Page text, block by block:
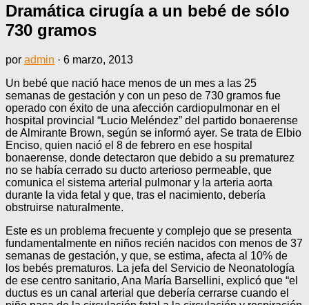
Dramática cirugía a un bebé de sólo
730 gramos
por admin · 6 marzo, 2013
Un bebé que nació hace menos de un mes a las 25
semanas de gestación y con un peso de 730 gramos fue
operado con éxito de una afección cardiopulmonar en el
hospital provincial “Lucio Meléndez” del partido bonaerense
de Almirante Brown, según se informó ayer. Se trata de Elbio
Enciso, quien nació el 8 de febrero en ese hospital
bonaerense, donde detectaron que debido a su prematurez
no se había cerrado su ducto arterioso permeable, que
comunica el sistema arterial pulmonar y la arteria aorta
durante la vida fetal y que, tras el nacimiento, debería
obstruirse naturalmente.
Este es un problema frecuente y complejo que se presenta
fundamentalmente en niños recién nacidos con menos de 37
semanas de gestación, y que, se estima, afecta al 10% de
los bebés prematuros. La jefa del Servicio de Neonatología
de ese centro sanitario, Ana María Barsellini, explicó que “el
ductus es un canal arterial que debería cerrarse cuando el